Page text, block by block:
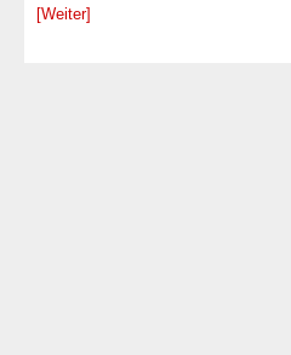
[Weiter]